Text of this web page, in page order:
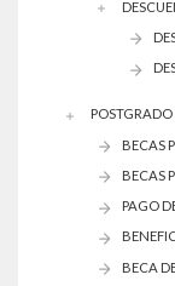
BECAS
BECAS
PAGO
BECA